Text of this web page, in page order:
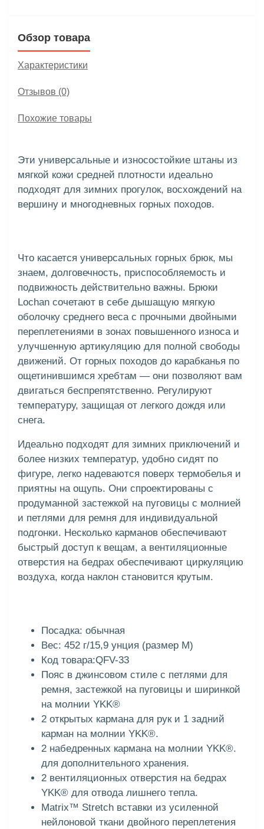
Обзор товара
Характеристики
Отзывов (0)
Похожие товары
Эти универсальные и износостойкие штаны из
мягкой кожи средней плотности идеально
подходят для зимних прогулок, восхождений на
вершину и многодневных горных походов.
Что касается универсальных горных брюк, мы
знаем, долговечность, приспособляемость и
подвижность действительно важны. Брюки
Lochan сочетают в себе дышащую мягкую
оболочку среднего веса с прочными двойными
переплетениями в зонах повышенного износа и
улучшенную артикуляцию для полной свободы
движений. От горных походов до карабканья по
ощетинившимся хребтам — они позволяют вам
двигаться беспрепятственно. Регулируют
температуру, защищая от легкого дождя или
снега.
Идеально подходят для зимних приключений и
более низких температур, удобно сидят по
фигуре, легко надеваются поверх термобелья и
приятны на ощупь. Они спроектированы с
продуманной застежкой на пуговицы с молнией
и петлями для ремня для индивидуальной
подгонки. Несколько карманов обеспечивают
быстрый доступ к вещам, а вентиляционные
отверстия на бедрах обеспечивают циркуляцию
воздуха, когда наклон становится крутым.
Посадка: обычная
Вес: 452 г/15,9 унция (размер M)
Код товара:QFV-33
Пояс в джинсовом стиле с петлями для
ремня, застежкой на пуговицы и ширинкой
на молнии YKK®
2 открытых кармана для рук и 1 задний
карман на молнии YKK®.
2 набедренных кармана на молнии YKK®.
для дополнительного хранения.
2 вентиляционных отверстия на бедрах
YKK® для отвода лишнего тепла.
Matrix™ Stretch вставки из усиленной
нейлоновой ткани двойного переплетения